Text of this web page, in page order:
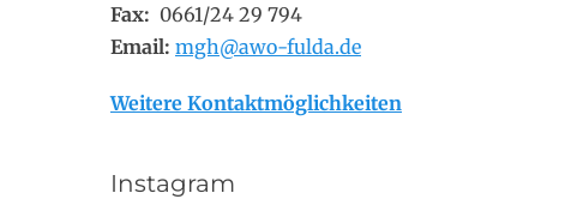
Fax: 0661/24 29 794
Email: mgh@awo-fulda.de
Weitere Kontaktmöglichkeiten
Instagram